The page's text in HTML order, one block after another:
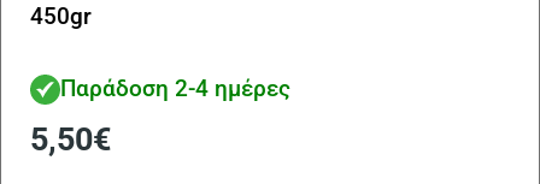
450gr
Παράδοση 2-4 ημέρες
5,50€